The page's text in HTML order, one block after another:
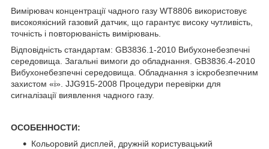
Вимірювач концентрації чадного газу WT8806 використовує
високоякісний газовий датчик, що гарантує високу чутливість,
точність і повторюваність вимірювань.
Відповідність стандартам: GB3836.1-2010 Вибухонебезпечні
середовища. Загальні вимоги до обладнання. GB3836.4-2010
Вибухонебезпечні середовища. Обладнання з іскробезпечним
захистом «i». JJG915-2008 Процедури перевірки для
сигналізації виявлення чадного газу.
ОСОБЕННОСТИ:
Кольоровий дисплей, дружній користувацький